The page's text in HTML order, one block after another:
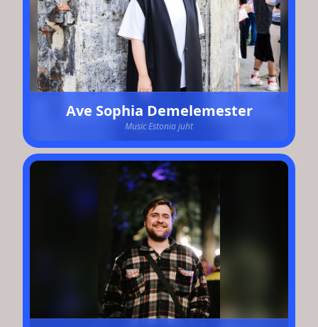
Ave Sophia Demelemester
Music Estonia juht